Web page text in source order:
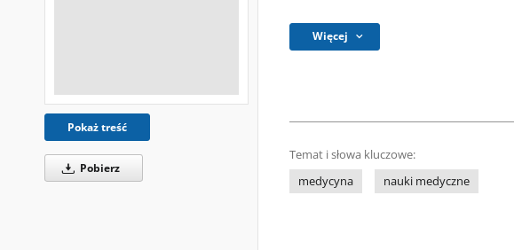
Pokaż treść
Pobierz
Więcej
Temat i słowa kluczowe:
medycyna
nauki medyczne